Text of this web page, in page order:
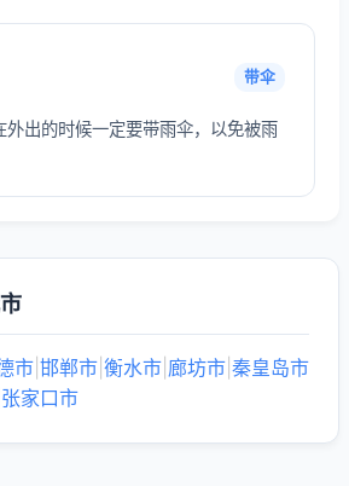
带伞
外出的时候一定要带雨伞，以免被雨
市 邯郸市 衡水市 廊坊市 秦皇岛市
张家口市